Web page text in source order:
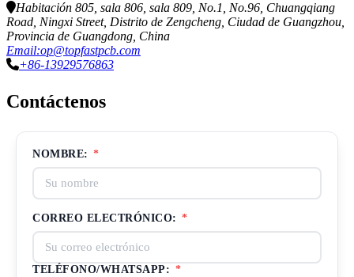
Habitación 805, sala 806, sala 809, No.1, No.96, Chuangqiang
Road, Ningxi Street, Distrito de Zengcheng, Ciudad de Guangzhou,
Provincia de Guangdong, China
Email:op@topfastpcb.com
+86-13929576863
Contáctenos
NOMBRE: *
CORREO ELECTRÓNICO: *
TELÉFONO/WHATSAPP: *